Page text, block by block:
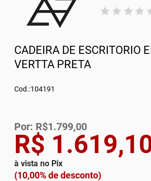
CADEIRA DE ESCRITORIO
VERTTA PRETA
Cod.:104191
R$
à vista no Pix
(10,00% de desconto)
Por: R$1.799,00